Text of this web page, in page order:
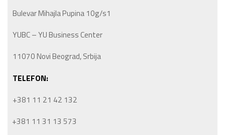
Bulevar Mihajla Pupina 10g/s1
YUBC – YU Business Center
11070 Novi Beograd, Srbija
TELEFON:
+381 11 21 42 132
+381 11 31 13 573